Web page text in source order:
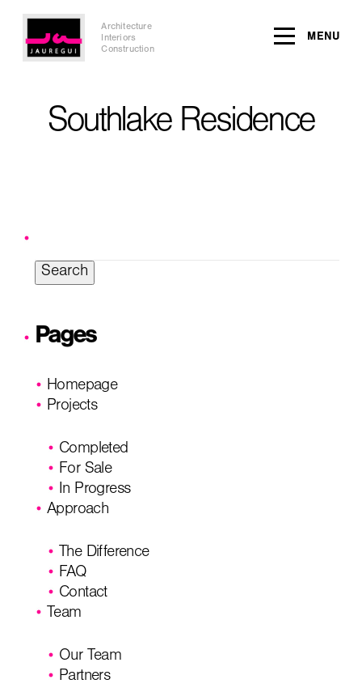
Architecture
Interiors
Construction
MENU
Southlake Residence
Pages
Homepage
Projects
Completed
For Sale
In Progress
Approach
The Difference
FAQ
Contact
Team
Our Team
Partners